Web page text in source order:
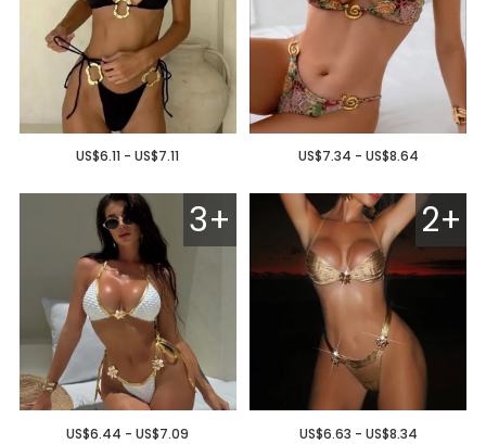
US$7.34 - US$8.64
US$6.11 - US$7.11
2+
US$6.63 - US$8.34
3+
US$6.44 - US$7.09